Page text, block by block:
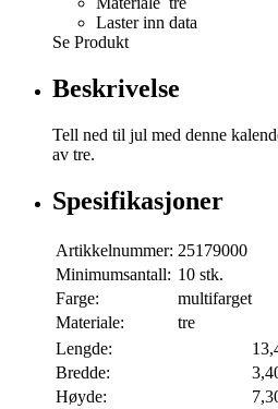
Laster inn data
Se Produkt
Beskrivelse
Tell ned til jul med denne
av tre.
Spesifikasjoner
Artikkelnummer: 25179000
Minimumsantall: 10 stk.
Farge:
multifarget
Materiale:
tre
Lengde:
Bredde:
Høyde: